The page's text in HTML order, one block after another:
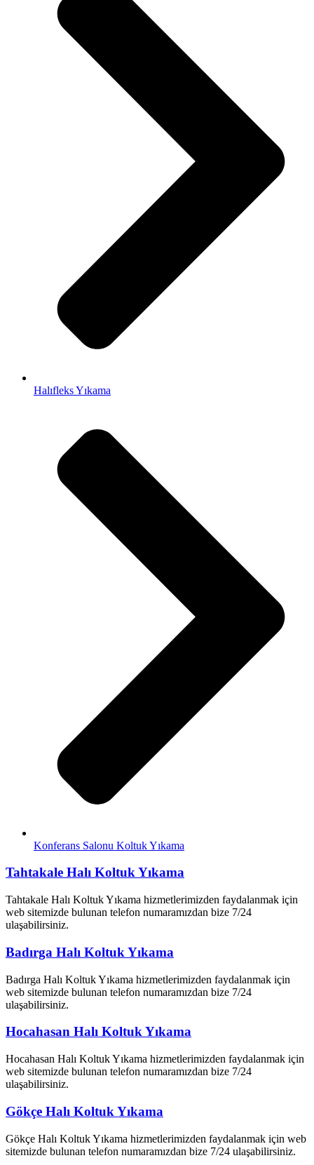
Halıfleks Yıkama
Konferans Salonu Koltuk Yıkama
Tahtakale Halı Koltuk Yıkama
Tahtakale Halı Koltuk Yıkama hizmetlerimizden faydalanmak için
web sitemizde bulunan telefon numaramızdan bize 7/24
ulaşabilirsiniz.
Badırga Halı Koltuk Yıkama
Badırga Halı Koltuk Yıkama hizmetlerimizden faydalanmak için
web sitemizde bulunan telefon numaramızdan bize 7/24
ulaşabilirsiniz.
Hocahasan Halı Koltuk Yıkama
Hocahasan Halı Koltuk Yıkama hizmetlerimizden faydalanmak için
web sitemizde bulunan telefon numaramızdan bize 7/24
ulaşabilirsiniz.
Gökçe Halı Koltuk Yıkama
Gökçe Halı Koltuk Yıkama hizmetlerimizden faydalanmak için web
sitemizde bulunan telefon numaramızdan bize 7/24 ulaşabilirsiniz.